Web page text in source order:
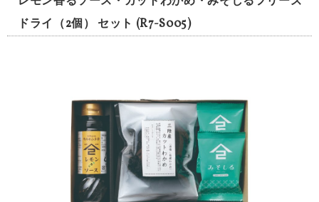
ドライ（2個） セット (R7-S005)